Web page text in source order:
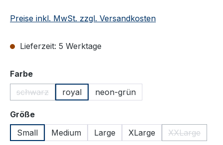
Preise inkl. MwSt. zzgl. Versandkosten
Lieferzeit: 5 Werktage
Farbeauswählen
schwarz
(Diese Option ist zurzeit nicht verfügbar.)
royal neon-grün
Größeauswählen
Small
Medium Large XLarge XXLarge
(Diese